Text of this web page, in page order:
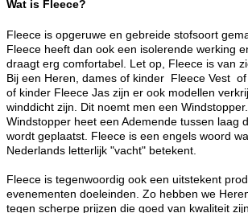
Wat is Fleece?
Fleece is opgeruwe en gebreide stofsoort
Fleece heeft dan ook een isolerende werking
draagt erg comfortabel. Let op, Fleece is van
Bij een Heren, dames of kinder Fleece Vest
of kinder Fleece Jas zijn er ook modellen
winddicht zijn. Dit noemt men een
Windstopper heet een Ademende tussen laag
wordt geplaatst. Fleece is een engels woord
Nederlands letterlijk "vacht" betekent.
Fleece is tegenwoordig ook een uitstekent
evenementen doeleinden. Zo hebben we
tegen scherpe prijzen die goed van kwaliteit